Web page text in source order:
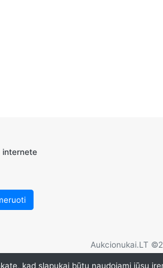
internete
Aukcionukai.LT
kad slapukai būtų naudojami jūsų